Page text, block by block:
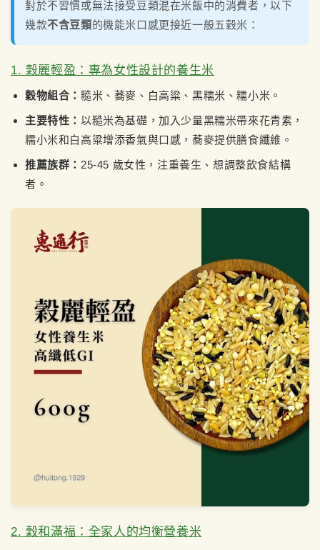
對於不習慣或無法接受豆類混在米飯中的消費者，以下
幾款不含豆類的機能米口感更接近一般五穀米：
1. 穀麗輕盈：專為女性設計的養生米
穀物組合： 糙米、蕎麥、白高粱、黑糯米、糯小米。
主要特性： 以糙米為基礎，加入少量黑糯米帶來花青素，
糯小米和白高粱增添香氣與口感，蕎麥提供膳食纖維。
推薦族群： 25-45 歲女性，注重養生、想調整飲食結構
者。
2. 穀和滿福：全家人的均衡營養米